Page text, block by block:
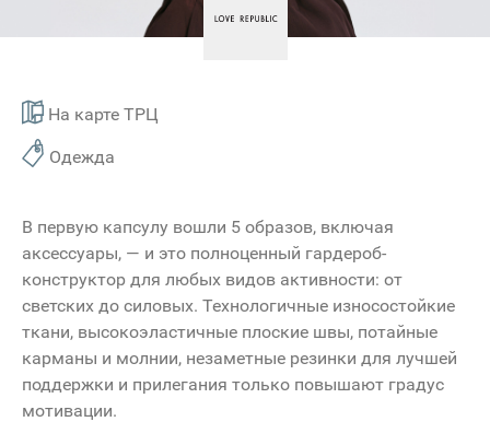
На карте ТРЦ
Одежда
В первую капсулу вошли 5 образов, включая
аксессуары, — и это полноценный гардероб-
конструктор для любых видов активности: от
светских до силовых. Технологичные износостойкие
ткани, высокоэластичные плоские швы, потайные
карманы и молнии, незаметные резинки для лучшей
поддержки и прилегания только повышают градус
мотивации.